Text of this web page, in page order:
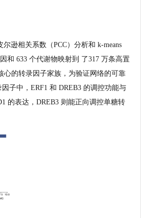
逊相关系数（PCC）分析和 k-means
和 633 个代谢物映射到 了317 万条高置
心的转录因子家族，为验证网络的可靠
子中，ERF1 和 DREB3 的调控功能与
的表达，DREB3 则能正向调控单糖转